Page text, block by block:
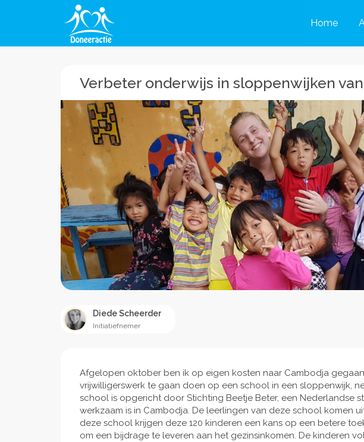
Home
Verbeter onderwijs in sloppenwijken
Diede Scheerder
Initiatiefnemer
Afgelopen oktober ben ik op eigen kosten naar Cambodja
vrijwilligerswerk te gaan doen op een school in een sloppenwijk,
school is opgericht door Stichting Beetje Beter, een Nederlandse
werkzaam is in Cambodja. De leerlingen van deze school komen
deze school krijgen deze 120 kinderen een kans op een betere
om een bijdrage te leveren aan het gezinsinkomen. De kinderen